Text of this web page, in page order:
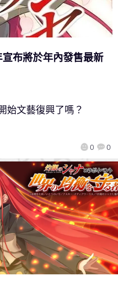
布將於年內發售最新
0 0
始文藝復興了嗎？